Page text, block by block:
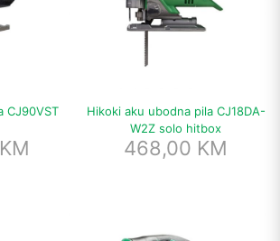
CJ90VST
KM
Hikoki aku ubodna pila CJ18DA-
W2Z solo hitbox
468,00 KM